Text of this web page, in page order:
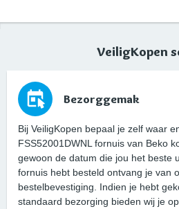
VeiligKopen
Bezorggemak
Bij VeiligKopen bepaal je zelf waar
FSS52001DWNL fornuis van Beko
gewoon de datum die jou het beste
fornuis hebt besteld ontvang je van
bestelbevestiging. Indien je hebt
standaard bezorging bieden wij je